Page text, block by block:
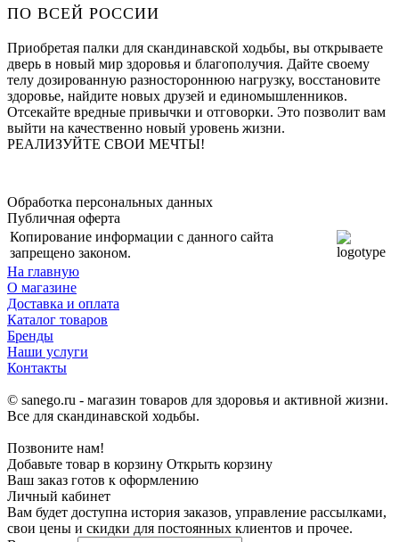
ПО ВСЕЙ РОССИИ
Приобретая палки для скандинавской ходьбы, вы открываете
дверь в новый мир здоровья и благополучия. Дайте своему
телу дозированную разностороннюю нагрузку, восстановите
здоровье, найдите новых друзей и единомышленников.
Отсекайте вредные привычки и отговорки. Это позволит вам
выйти на качественно новый уровень жизни.
РЕАЛИЗУЙТЕ СВОИ МЕЧТЫ!
Обработка персональных данных
Публичная оферта
Копирование информации с данного сайта
запрещено законом.
На главную
О магазине
Доставка и оплата
Каталог товаров
Бренды
Наши услуги
Контакты
© sanego.ru - магазин товаров для здоровья и активной жизни.
Все для скандинавской ходьбы.
Позвоните нам!
Добавьте товар в корзину Открыть корзину
Ваш заказ готов к оформлению
Личный кабинет
Вам будет доступна история заказов, управление рассылками,
свои цены и скидки для постоянных клиентов и прочее.